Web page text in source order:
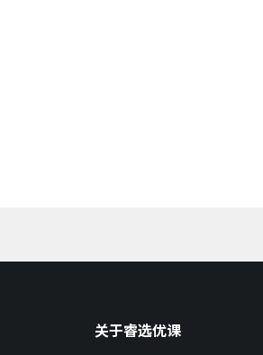
关于睿选优课